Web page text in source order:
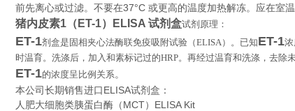
前先离心或过滤。不要在37°C 或更高的温度加热解冻。应在室
猪内皮素1（ET-1）ELISA 试剂盒试剂原理：
ET-1剂盒是固相夹心法酶联免疫吸附试验（ELISA）。已知ET-1
时温育。洗涤后，加入和素标记过的HRP。再经过温育和洗涤，去除
ET-1的浓度呈比例关系。
本公司长期销售进口ELISA试剂盒：
人肥大细胞类胰蛋白酶（MCT）ELISA Kit